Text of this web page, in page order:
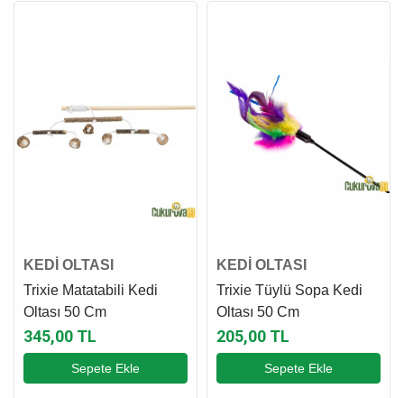
KEDİ OLTASI
Trixie Matatabili Kedi
Oltası 50 Cm
345,00 TL
Sepete Ekle
KEDİ OLTASI
Trixie Tüylü Sopa Kedi
Oltası 50 Cm
205,00 TL
Sepete Ekle